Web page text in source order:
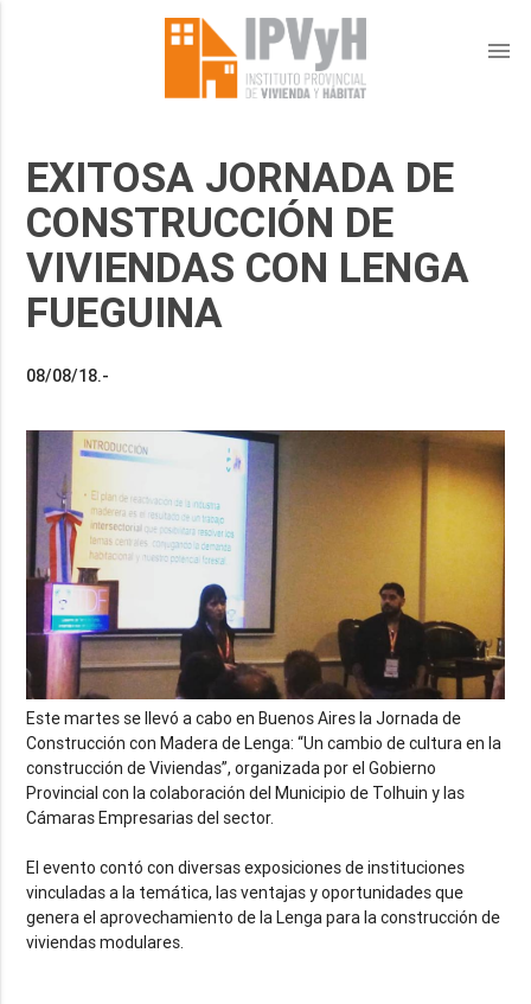
menu
EXITOSA JORNADA DE
CONSTRUCCIÓN DE
VIVIENDAS CON LENGA
FUEGUINA
08/08/18.-
Este martes se llevó a cabo en Buenos Aires la Jornada de
Construcción con Madera de Lenga: “Un cambio de cultura en la
construcción de Viviendas”, organizada por el Gobierno
Provincial con la colaboración del Municipio de Tolhuin y las
Cámaras Empresarias del sector.
El evento contó con diversas exposiciones de instituciones
vinculadas a la temática, las ventajas y oportunidades que
genera el aprovechamiento de la Lenga para la construcción de
viviendas modulares.